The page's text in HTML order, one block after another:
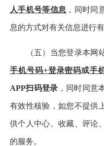
人手机号等信息 ，同时同
息的方式对有关信息进行有
（五）当您登录本网站
手机号码+登录密码或手
APP扫码登录 ，同时同意
有效性核验，如您不提供
供个人中心、收藏、评论
的服务。